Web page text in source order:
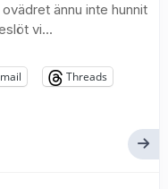
ännu inte hunnit
vi...
Threads